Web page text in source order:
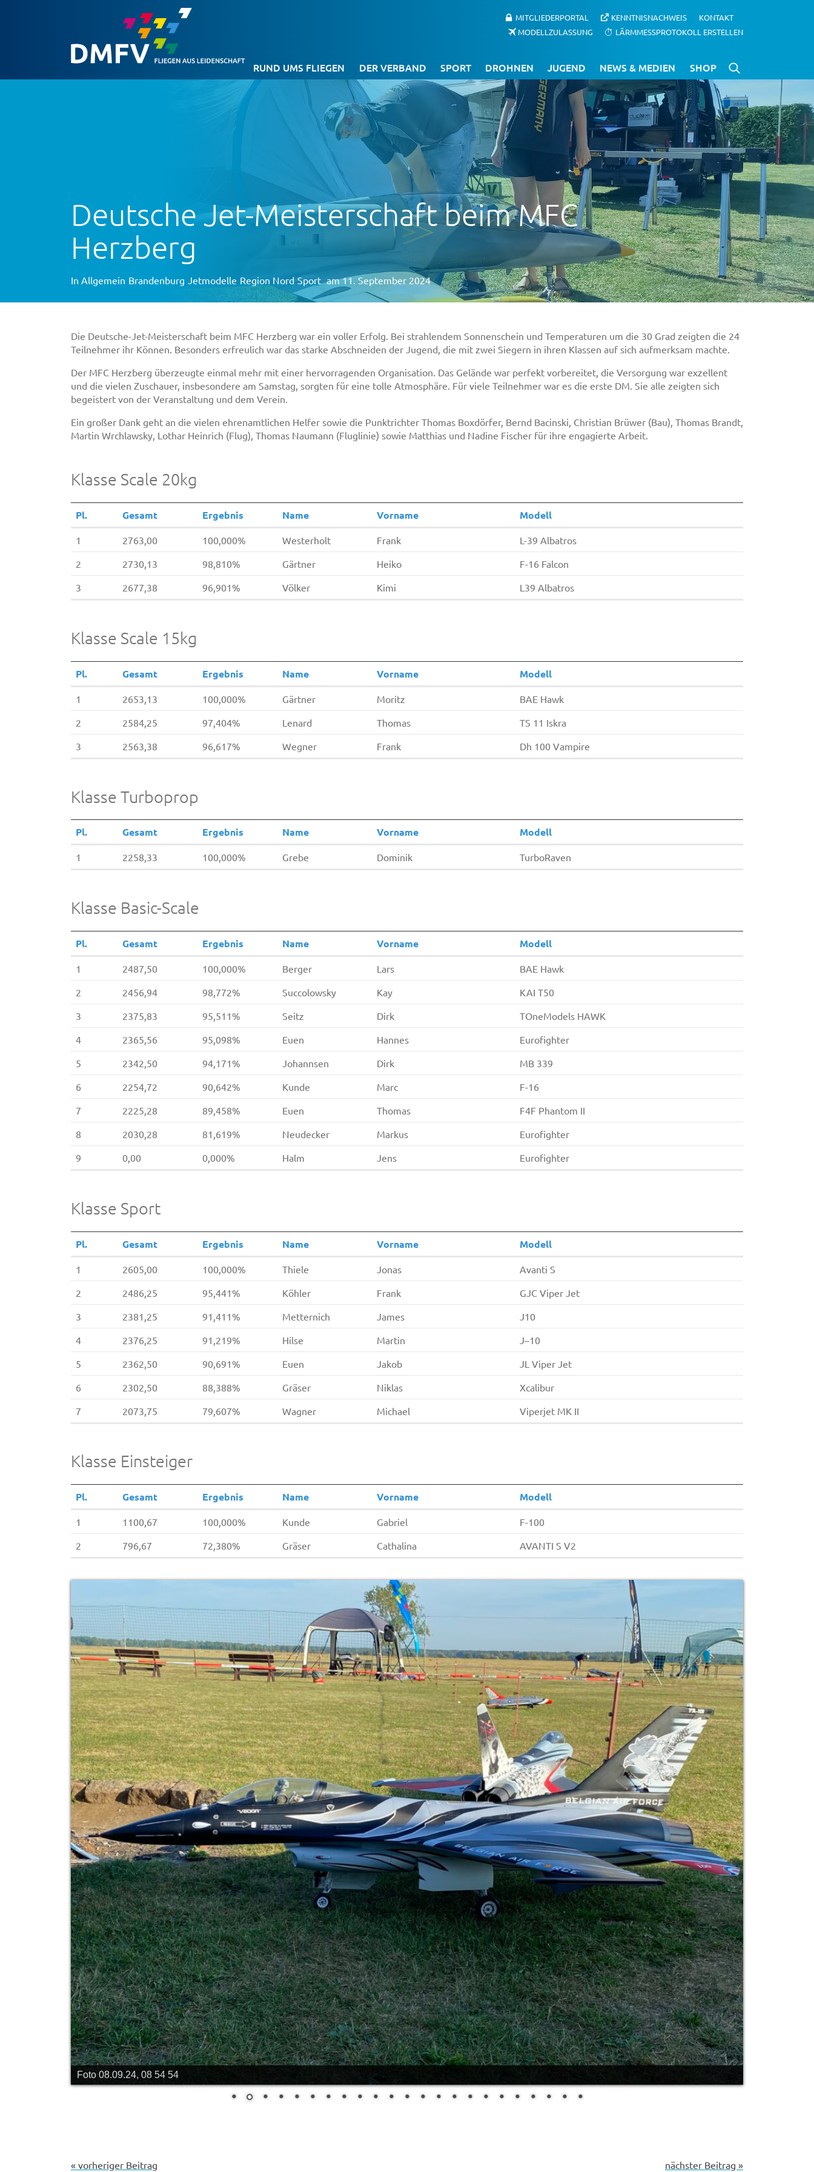
MITGLIEDERPORTAL KENNTNISNACHWEIS
KONTAKT
MODELLZULASSUNG
LÄRMMESSPROTOKOLL ERSTELLEN
RUND UMS FLIEGEN DER VERBAND SPORT DROHNEN JUGEND NEWS & MEDIEN SHOP
Deutsche Jet-Meisterschaft beim MFC
Herzberg
In Allgemein Brandenburg Jetmodelle Region Nord Sport am 11. September 2024
Die Deutsche-Jet-Meisterschaft beim MFC Herzberg war ein voller Erfolg. Bei strahlendem Sonnenschein und Temperaturen um die 30 Grad zeigten die 24
Teilnehmer ihr Können. Besonders erfreulich war das starke Abschneiden der Jugend, die mit zwei Siegern in ihren Klassen auf sich aufmerksam machte.
Der MFC Herzberg überzeugte einmal mehr mit einer hervorragenden Organisation. Das Gelände war perfekt vorbereitet, die Versorgung war exzellent
und die vielen Zuschauer, insbesondere am Samstag, sorgten für eine tolle Atmosphäre. Für viele Teilnehmer war es die erste DM. Sie alle zeigten sich
begeistert von der Veranstaltung und dem Verein.
Ein großer Dank geht an die vielen ehrenamtlichen Helfer sowie die Punktrichter Thomas Boxdörfer, Bernd Bacinski, Christian Brüwer (Bau), Thomas Brandt,
Martin Wrchlawsky, Lothar Heinrich (Flug), Thomas Naumann (Fluglinie) sowie Matthias und Nadine Fischer für ihre engagierte Arbeit.
Klasse Scale 20kg
Pl. Gesamt Ergebnis Name Vorname Modell
1 2763,00 100,000% Westerholt Frank
L-39 Albatros
2
2730,13 98,810% Gärtner Heiko
F-16 Falcon
3
2677,38 96,901% Völker Kimi L39 Albatros
Klasse Scale 15kg
Pl. Gesamt Ergebnis Name Vorname Modell
1 2653,13 100,000% Gärtner Moritz
BAE Hawk
2
2584,25 97,404% Lenard Thomas
TS 11 Iskra
3
2563,38 96,617% Wegner Frank Dh 100 Vampire
Klasse Turboprop
Pl. Gesamt Ergebnis Name Vorname Modell
1 2258,33 100,000% Grebe Dominik TurboRaven
Klasse Basic-Scale
Pl. Gesamt Ergebnis Name Vorname Modell
1 2487,50 100,000% Berger Lars
BAE Hawk
2
2456,94 98,772% Succolowsky Kay
KAI T50
3
2375,83 95,511% Seitz Dirk
TOneModels HAWK
4
2365,56 95,098% Euen Hannes
Eurofighter
5
2342,50 94,171% Johannsen Dirk
MB 339
6
2254,72 90,642% Kunde Marc
F-16
7
2225,28 89,458% Euen Thomas
F4F Phantom II
8
2030,28 81,619% Neudecker Markus
Eurofighter
9
0,00 0,000% Halm Jens Eurofighter
Klasse Sport
Pl. Gesamt Ergebnis Name Vorname Modell
1 2605,00 100,000% Thiele Jonas
Avanti S
2
2486,25 95,441% Köhler Frank
GJC Viper Jet
3
2381,25 91,411% Metternich James
J10
4
2376,25 91,219% Hilse Martin
J–10
5
2362,50 90,691% Euen Jakob
JL Viper Jet
6
2302,50 88,388% Gräser Niklas
Xcalibur
7
2073,75 79,607% Wagner Michael Viperjet MK II
Klasse Einsteiger
Pl. Gesamt Ergebnis Name Vorname Modell
1 1100,67 100,000% Kunde Gabriel
F-100
2
796,67 72,380% Gräser Cathalina AVANTI S V2
Foto 08.09.24, 08 54 54
« vorheriger Beitrag nächster Beitrag »